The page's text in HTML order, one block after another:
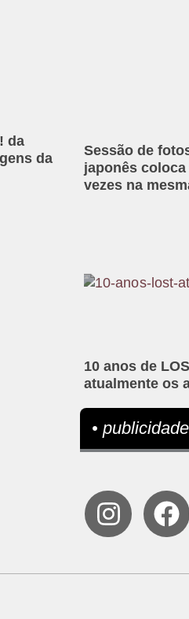
da
da
Sessão de
japonês
vezes na
10 anos de
atualmente os
•